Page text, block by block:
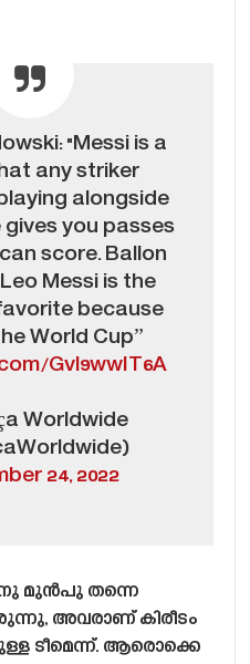
"Messi is a
any striker
alongside
you passes
score. Ballon
Leo Messi is the
because
World Cup”
Gvl9wwIT6A
Worldwide
24, 2022
മുൻപു തന്നെ
അവരാണ് കിരീടം
ടീമെന്ന്. ആരൊക്കെ